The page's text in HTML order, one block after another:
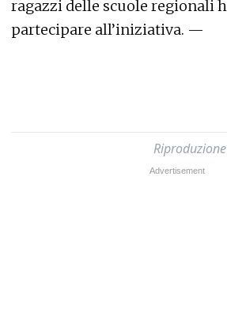
ragazzi delle scuole regionali
partecipare all’iniziativa. —